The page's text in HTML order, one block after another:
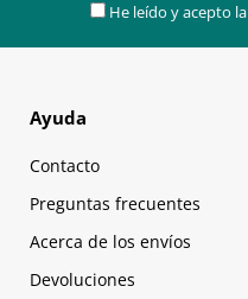
He leído y acepto la
Ayuda
Contacto
Preguntas frecuentes
Acerca de los envíos
Devoluciones